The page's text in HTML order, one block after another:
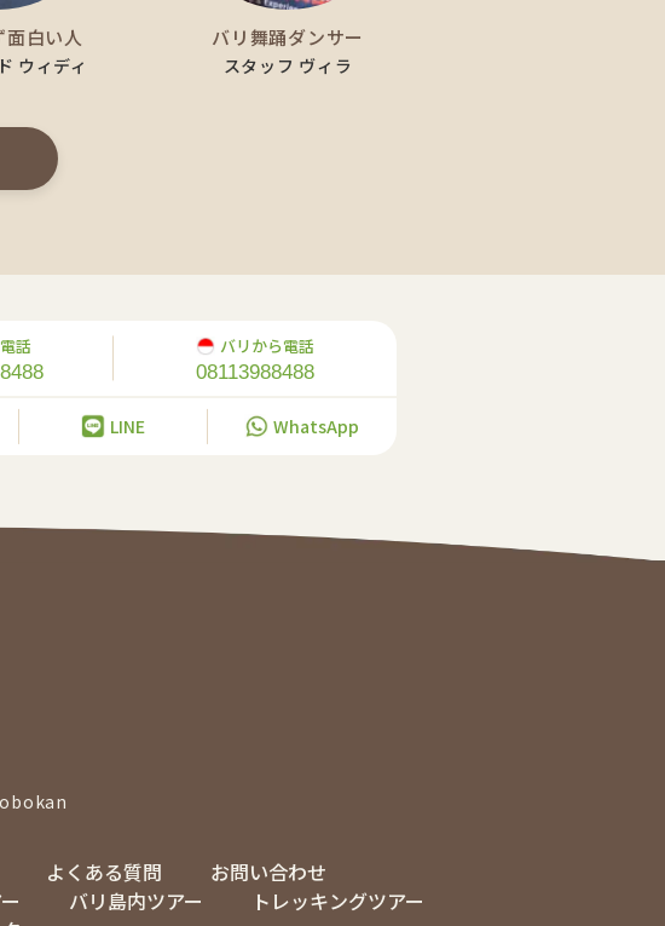
面白い人
ウィディ
バリ舞踊ダンサー
スタッフ ヴィラ
話
バリから電話
08113988488
LINE WhatsApp
よくある質問
お問い合わせ
バリ島内ツアー
トレッキングツアー